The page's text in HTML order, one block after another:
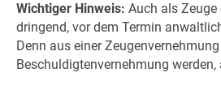
Wichtiger Hinweis: Auch als
dringend, vor dem Termin
Denn aus einer
Beschuldigtenvernehmung werden,